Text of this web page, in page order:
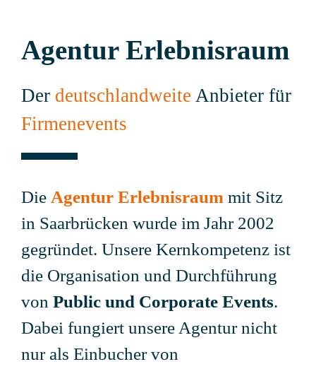
Agentur Erlebnisraum
Der deutschlandweite Anbieter für
Firmenevents
Die Agentur Erlebnisraum mit Sitz
in Saarbrücken wurde im Jahr 2002
gegründet. Unsere Kernkompetenz ist
die Organisation und Durchführung
von Public und Corporate Events.
Dabei fungiert unsere Agentur nicht
nur als Einbucher von